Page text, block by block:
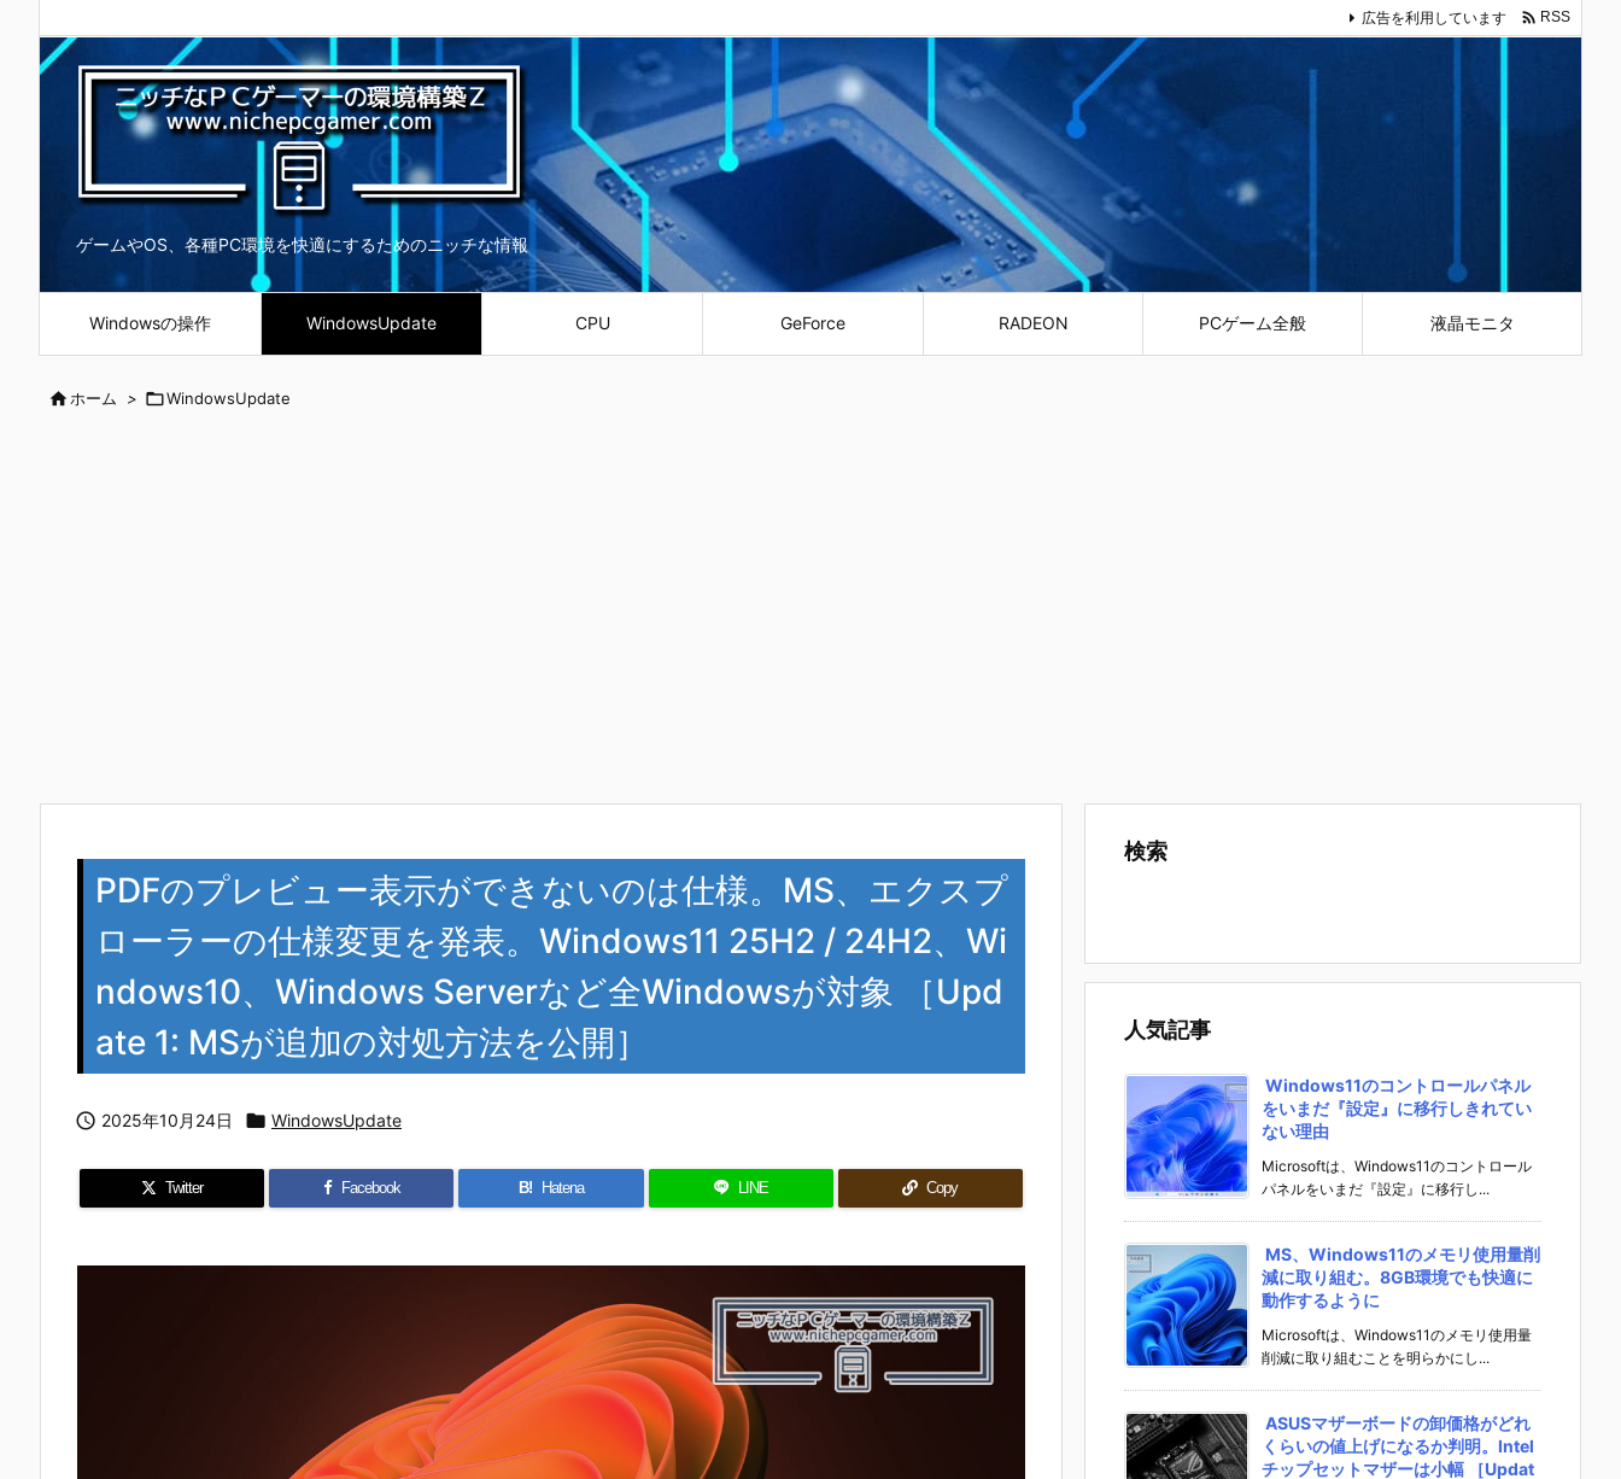
ゲームやOS、各種PC環境を快適にするためのニッチな情報
Windowsの操作 WindowsUpdate CPU GeForce RADEON PCゲーム全般 液晶モニタ
広告を利用しています  RSS
ホーム > WindowsUpdate
PDFのプレビュー表示ができないのは仕様。MS、エクスプ
ローラーの仕様変更を発表。Windows11 25H2 / 24H2、Wi
ndows10、Windows Serverなど全Windowsが対象 ［Upd
ate 1: MSが追加の対処方法を公開］
 2025年10月24日  WindowsUpdate
Twitter Facebook B! Hatena LINE Copy
検索
人気記事
Windows11のコントロールパネル
をいまだ『設定』に移行しきれてい
ない理由
Microsoftは、Windows11のコントロール
パネルをいまだ『設定』に移行し...
MS、Windows11のメモリ使用量削
減に取り組む。8GB環境でも快適に
動作するように
Microsoftは、Windows11のメモリ使用量
削減に取り組むことを明らかにし...
ASUSマザーボードの卸価格がどれ
くらいの値上げになるか判明。Intel
チップセットマザーは小幅 ［Updat